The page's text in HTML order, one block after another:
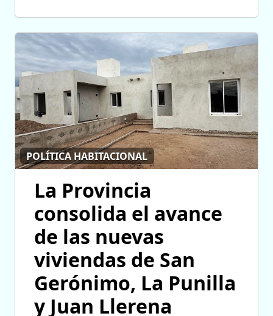
POLÍTICA HABITACIONAL
La Provincia
consolida el avance
de las nuevas
viviendas de San
Gerónimo, La Punilla
y Juan Llerena